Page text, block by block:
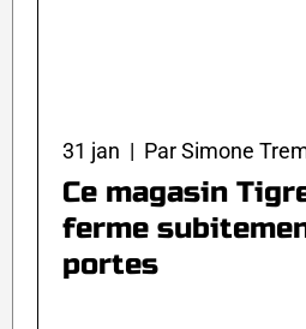
31 jan | Par Simone
Ce magasin
ferme
portes